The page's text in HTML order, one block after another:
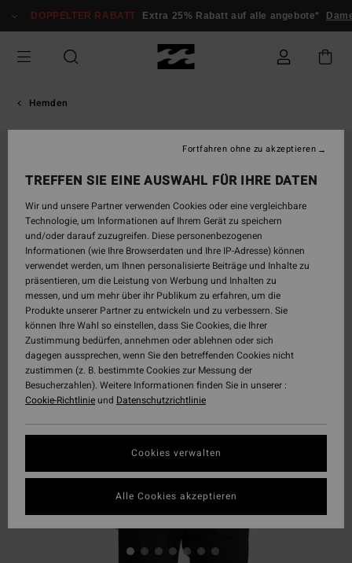
zur
springen
DOPPELTER RABATT Extra 25% Rabatt auf alle angebote*
Hemden
TREFFEN SIE EINE AUSWAHL FÜR IHRE DATEN
Wir und unsere Partner verwenden Cookies oder eine vergleichbare
Technologie, um Informationen auf Ihrem Gerät zu speichern
und/oder darauf zuzugreifen. Diese personenbezogenen
Informationen (wie Ihre Browserdaten und Ihre IP-Adresse) können
verwendet werden, um Ihnen personalisierte Beiträge und Inhalte zu
präsentieren, um die Leistung von Werbung und Inhalten zu
messen, und um mehr über ihr Publikum zu erfahren, um die
Produkte unserer Partner zu entwickeln und zu verbessern. Sie
können Ihre Wahl so einstellen, dass Sie Cookies, die Ihrer
Zustimmung bedürfen, annehmen oder ablehnen oder sich
dagegen aussprechen, wenn Sie den betreffenden Cookies nicht
zustimmen (z. B. bestimmte Cookies zur Messung der
Besucherzahlen). Weitere Informationen finden Sie in unserer :
Cookie-Richtlinieund Datenschutzrichtlinie
Cookies verwalten
Fortfahren ohne zu akzeptieren
Alle Cookies akzeptieren